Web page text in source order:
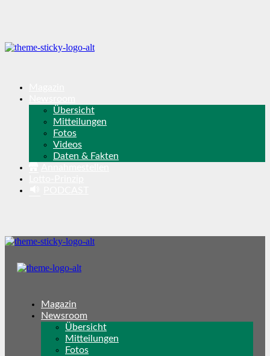
Übersicht
Mitteilungen
Fotos
Videos
Daten & Fakten
Magazin
Newsroom
Übersicht
Mitteilungen
Fotos